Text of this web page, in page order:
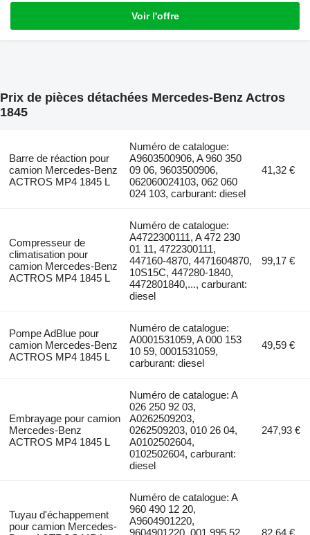
Voir l'offre
Prix de pièces détachées Mercedes-Benz Actros
1845
Barre de réaction pour
camion Mercedes-Benz
ACTROS MP4 1845 L
Numéro de catalogue:
A9603500906, A 960 350
09 06, 9603500906,
062060024103, 062 060
024 103, carburant: diesel
41,32 €
Compresseur de
climatisation pour
camion Mercedes-Benz
ACTROS MP4 1845 L
Numéro de catalogue:
A4722300111, A 472 230
01 11, 4722300111,
447160-4870, 4471604870,
10S15C, 447280-1840,
4472801840,..., carburant:
diesel
99,17 €
Pompe AdBlue pour
camion Mercedes-Benz
ACTROS MP4 1845 L
Numéro de catalogue:
A0001531059, A 000 153
10 59, 0001531059,
carburant: diesel
49,59 €
Embrayage pour camion
Mercedes-Benz
ACTROS MP4 1845 L
Numéro de catalogue: A
026 250 92 03,
A0262509203,
0262509203, 010 26 04,
A0102502604,
0102502604, carburant:
diesel
247,93 €
Tuyau d'échappement
pour camion Mercedes-
Numéro de catalogue: A
960 490 12 20,
A9604901220,
9604901220, 001 995 52
82,64 €